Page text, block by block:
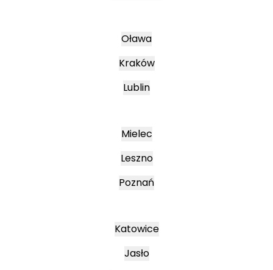
Oława
Kraków
Lublin
Mielec
Leszno
Poznań
Katowice
Jasło